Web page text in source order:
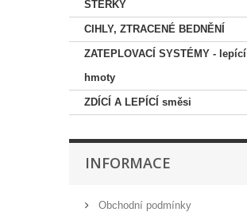
STĚRKY
CIHLY, ZTRACENÉ BEDNĚNÍ
ZATEPLOVACÍ SYSTÉMY - lepící
hmoty
ZDÍCÍ A LEPÍCÍ směsi
INFORMACE
Obchodní podmínky